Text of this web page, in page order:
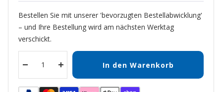
Bestellen Sie mit unserer 'bevorzugten Bestellabwicklung'
– und Ihre Bestellung wird am nächsten Werktag
verschickt.
Menge
verringern
Menge
erhöhen
In den Warenkorb